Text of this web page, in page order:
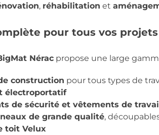
, réhabilitation et
pour tous vos projets
Nérac propose une large
construction pour tous types de
électroportatif
de sécurité et vêtements de
de grande qualité,
toit Velux